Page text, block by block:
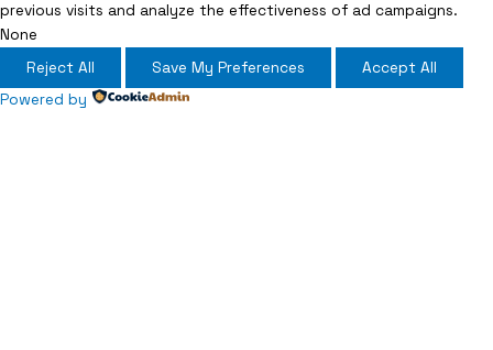
previous visits and analyze the effectiveness of ad campaigns.
None
Reject All
Save My Preferences
Accept All
Powered by